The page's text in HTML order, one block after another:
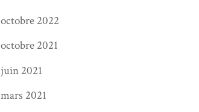
octobre 2022
octobre 2021
juin 2021
mars 2021